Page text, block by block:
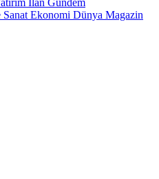
İlan Gündem
Ekonomi Dünya Magazin